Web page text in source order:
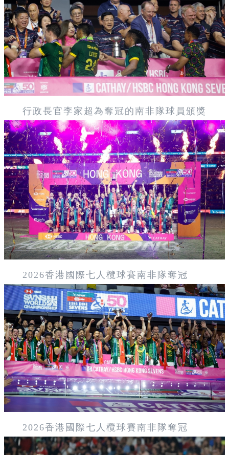
行政長官李家超為奪冠的南非隊球員頒獎
2026香港國際七人欖球賽南非隊奪冠
2026香港國際七人欖球賽南非隊奪冠